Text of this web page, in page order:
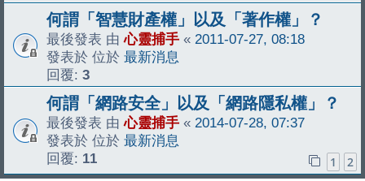
何謂「智慧財產權」以及「著作權」？
最後發表 由心靈捕手 « 2011-07-27, 08:18
發表於 位於 最新消息
回覆: 3
何謂「網路安全」以及「網路隱私權」？
最後發表 由心靈捕手 « 2014-07-28, 07:37
發表於 位於 最新消息
回覆: 11 1 2